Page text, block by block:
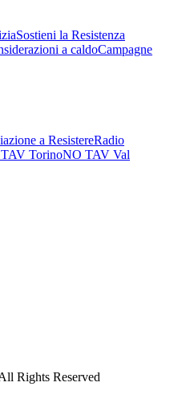
Sostieni la Resistenza
a caldoCampagne
a ResistereRadio
TorinoNO TAV Val
Rights Reserved